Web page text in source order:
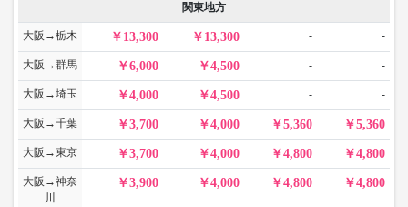
関東地方
大阪→栃木 13,300 13,300 - -
大阪→群馬 6,000 4,500 - -
大阪→埼玉 4,000 4,500 - -
大阪→千葉 3,700 4,000 5,360 5,360
大阪→東京 3,700 4,000 4,800 4,800
大阪→神奈
川
3,900 4,000 4,800 4,800